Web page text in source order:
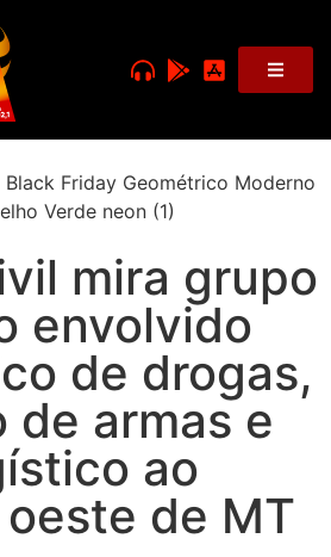
mira grupo
envolvido
de drogas,
de armas e
ao
de MT